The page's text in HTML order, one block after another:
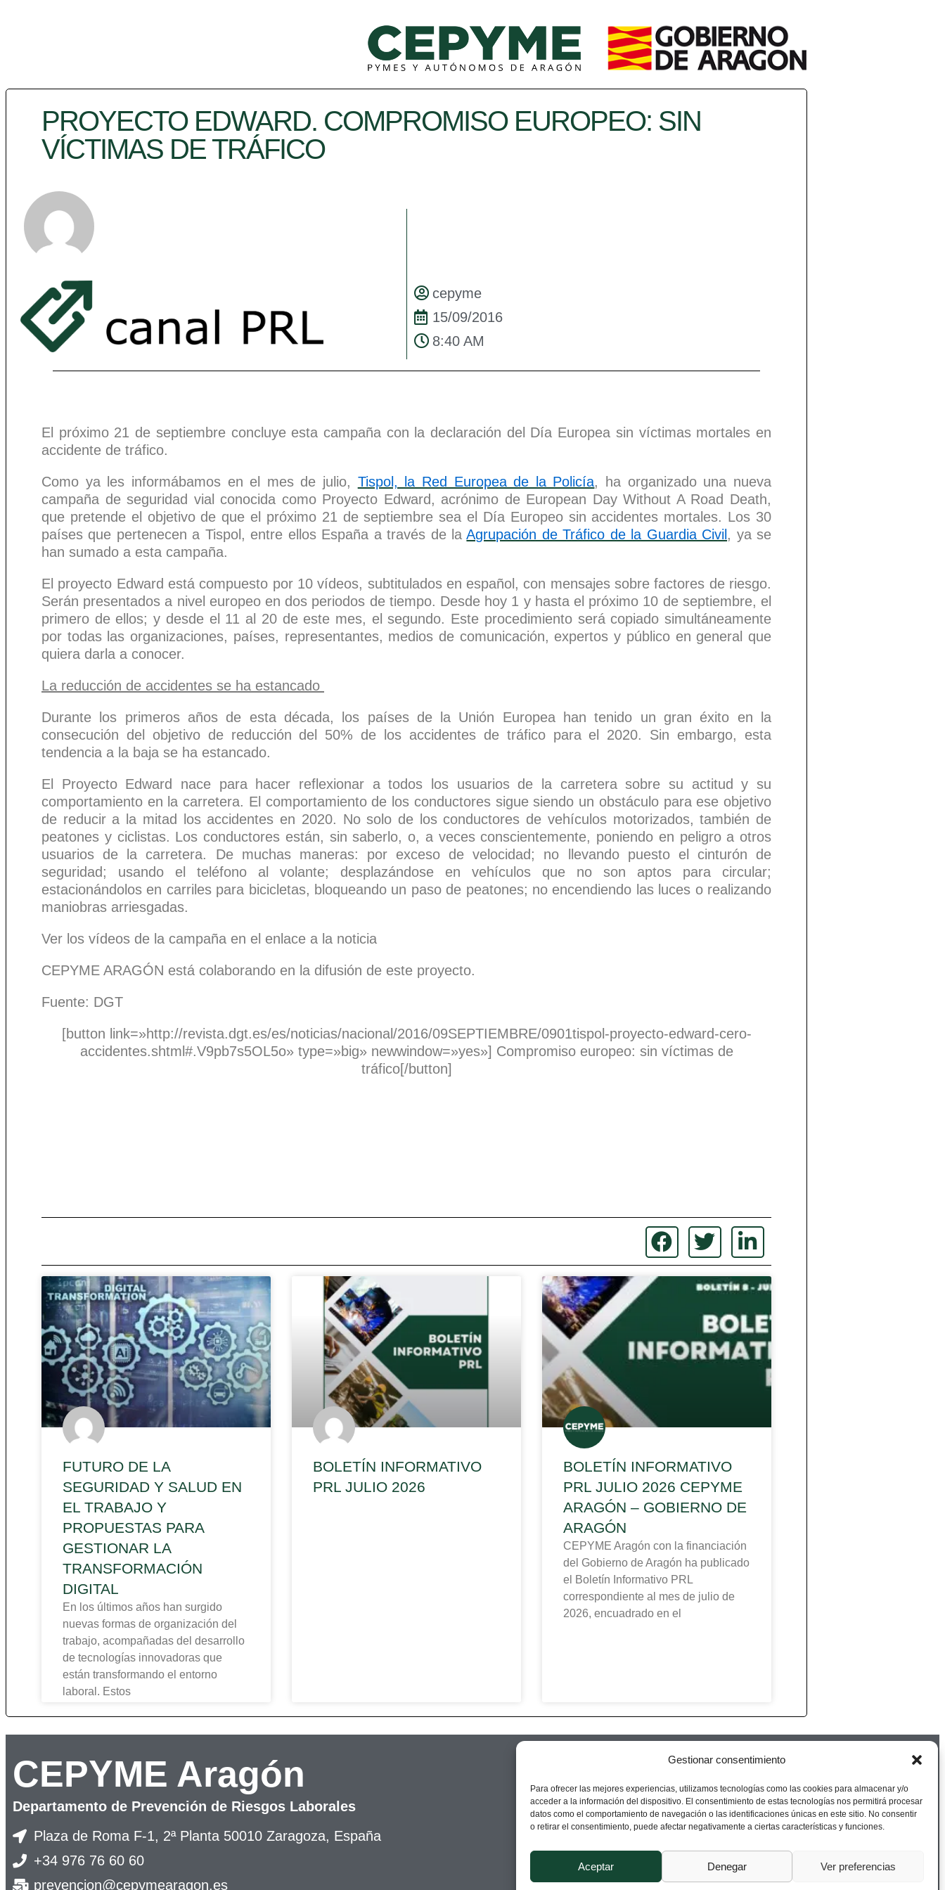
Gestionar consentimiento
Para ofrecer las mejores experiencias, utilizamos tecnologías como las cookies para almacenar y/o
acceder a la información del dispositivo. El consentimiento de estas tecnologías nos permitirá procesar
datos como el comportamiento de navegación o las identificaciones únicas en este sitio. No consentir
o retirar el consentimiento, puede afectar negativamente a ciertas características y funciones.
Aceptar Denegar Ver preferencias
PROYECTO EDWARD. COMPROMISO EUROPEO: SIN
VÍCTIMAS DE TRÁFICO
cepyme
15/09/2016
8:40 AM
El próximo 21 de septiembre concluye esta campaña con la declaración del Día Europea sin víctimas mortales en
accidente de tráfico.
Como ya les informábamos en el mes de julio, Tispol, la Red Europea de la Policía, ha organizado una nueva
campaña de seguridad vial conocida como Proyecto Edward, acrónimo de European Day Without A Road Death,
que pretende el objetivo de que el próximo 21 de septiembre sea el Día Europeo sin accidentes mortales. Los 30
países que pertenecen a Tispol, entre ellos España a través de laAgrupación de Tráfico de la Guardia Civil , ya se
han sumado a esta campaña.
El proyecto Edward está compuesto por 10 vídeos, subtitulados en español, con mensajes sobre factores de riesgo.
Serán presentados a nivel europeo en dos periodos de tiempo. Desde hoy 1 y hasta el próximo 10 de septiembre, el
primero de ellos; y desde el 11 al 20 de este mes, el segundo. Este procedimiento será copiado simultáneamente
por todas las organizaciones, países, representantes, medios de comunicación, expertos y público en general que
quiera darla a conocer.
La reducción de accidentes se ha estancado
Durante los primeros años de esta década, los países de la Unión Europea han tenido un gran éxito en la
consecución del objetivo de reducción del 50% de los accidentes de tráfico para el 2020. Sin embargo, esta
tendencia a la baja se ha estancado.
El Proyecto Edward nace para hacer reflexionar a todos los usuarios de la carretera sobre su actitud y su
comportamiento en la carretera. El comportamiento de los conductores sigue siendo un obstáculo para ese objetivo
de reducir a la mitad los accidentes en 2020. No solo de los conductores de vehículos motorizados, también de
peatones y ciclistas. Los conductores están, sin saberlo, o, a veces conscientemente, poniendo en peligro a otros
usuarios de la carretera. De muchas maneras: por exceso de velocidad; no llevando puesto el cinturón de
seguridad; usando el teléfono al volante; desplazándose en vehículos que no son aptos para circular;
estacionándolos en carriles para bicicletas, bloqueando un paso de peatones; no encendiendo las luces o realizando
maniobras arriesgadas.
Ver los vídeos de la campaña en el enlace a la noticia
CEPYME ARAGÓN está colaborando en la difusión de este proyecto.
Fuente: DGT
[button link=»http://revista.dgt.es/es/noticias/nacional/2016/09SEPTIEMBRE/0901tispol-proyecto-edward-cero-
accidentes.shtml#.V9pb7s5OL5o» type=»big» newwindow=»yes»] Compromiso europeo: sin víctimas de
tráfico[/button]
FUTURO DE LA
SEGURIDAD Y SALUD EN
EL TRABAJO Y
PROPUESTAS PARA
GESTIONAR LA
TRANSFORMACIÓN
DIGITAL
En los últimos años han surgido
nuevas formas de organización del
trabajo, acompañadas del desarrollo
de tecnologías innovadoras que
están transformando el entorno
laboral. Estos
BOLETÍN INFORMATIVO
PRL JULIO 2026
BOLETÍN INFORMATIVO
PRL JULIO 2026 CEPYME
ARAGÓN – GOBIERNO DE
ARAGÓN
CEPYME Aragón con la financiación
del Gobierno de Aragón ha publicado
el Boletín Informativo PRL
correspondiente al mes de julio de
2026, encuadrado en el
CEPYME Aragón
Departamento de Prevención de Riesgos Laborales
Plaza de Roma F-1, 2ª Planta 50010 Zaragoza, España
+34 976 76 60 60
prevencion@cepymearagon.es